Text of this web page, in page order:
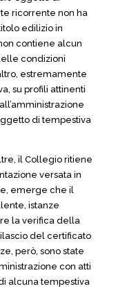
ricorrente non ha
edilizio in
contiene alcun
condizioni
estremamente
su profili attinenti
di tempestiva
il Collegio ritiene
versata in
emerge che il
istanze
la verifica della
del certificato
però, sono state
con atti
alcuna tempestiva